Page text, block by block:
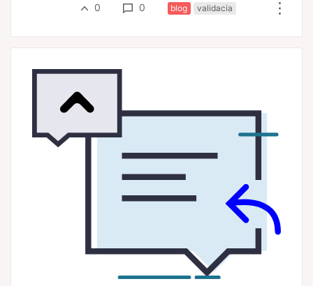
0
0 blog validacia